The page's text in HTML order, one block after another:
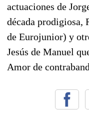
actuaciones de
década
de Eurojunior) y
Jesús de Manuel
Amor de